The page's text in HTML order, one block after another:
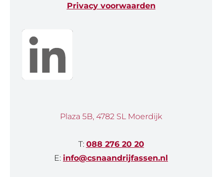
Privacy voorwaarden
Plaza 5B, 4782 SL Moerdijk
T: 088 276 20 20
E: info@csnaandrijfassen.nl